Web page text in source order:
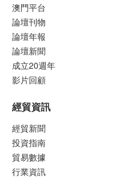
澳門平台
論壇刊物
論壇年報
論壇新聞
成立20週年
影片回顧
經貿資訊
經貿新聞
投資指南
貿易數據
行業資訊